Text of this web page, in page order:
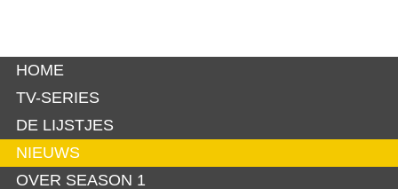
HOME
TV-SERIES
DE LIJSTJES
NIEUWS
OVER SEASON 1